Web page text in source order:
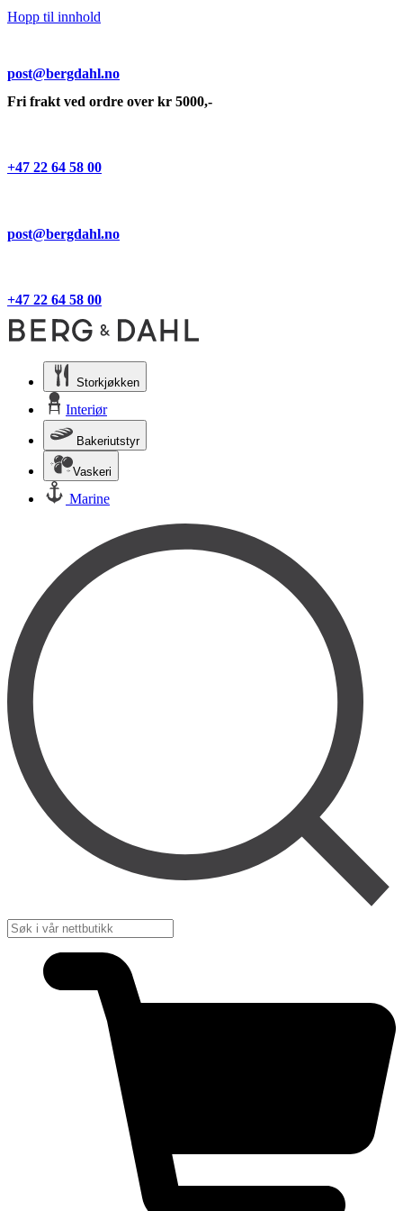
Hopp til innhold
post@bergdahl.no
Fri frakt ved ordre over kr 5000,-
+47 22 64 58 00
post@bergdahl.no
+47 22 64 58 00
Storkjøkken
Interiør
Bakeriutstyr
Vaskeri
Marine